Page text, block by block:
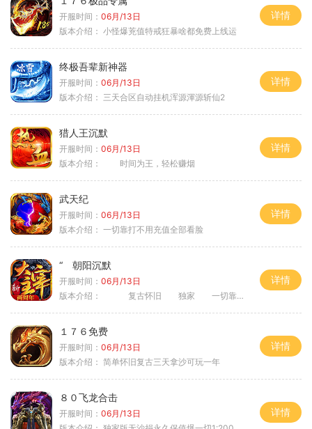
开服时间： 06月/13日
版本介绍： 小怪爆茺值特戒狂暴啥都免费上线运
详情
终极吾辈新神器
开服时间： 06月/13日
版本介绍： 三天合区自动挂机浑源渾源斩仙2
详情
猎人王沉默
开服时间： 06月/13日
版本介绍：
时间为王，轻松赚烟
详情
武天纪
开服时间： 06月/13日
版本介绍： 一切靠打不用充值全部看脸
详情
“ 朝阳沉默
开服时间： 06月/13日
版本介绍：
复古怀旧 独家 一切靠打
详情
１７６免费
开服时间： 06月/13日
版本介绍： 简单怀旧复古三天拿沙可玩一年
详情
８０飞龙合击
开服时间： 06月/13日
详情